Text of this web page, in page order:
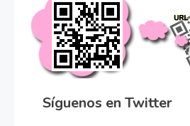
Síguenos en Twitter